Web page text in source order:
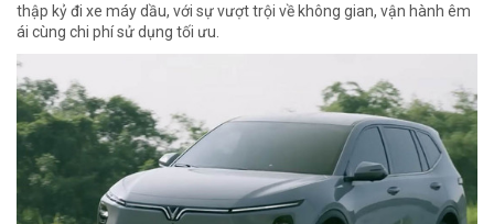
thập kỷ đi xe máy dầu, với sự vượt trội về không gian, vận hành êm
ái cùng chi phí sử dụng tối ưu.